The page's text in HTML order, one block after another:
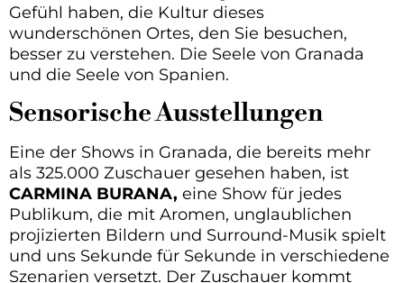
Gefühl haben, die Kultur dieses
wunderschönen Ortes, den Sie besuchen,
besser zu verstehen. Die Seele von Granada
und die Seele von Spanien.
Sensorische Ausstellungen
Eine der Shows in Granada, die bereits mehr
als 325.000 Zuschauer gesehen haben, ist
CARMINA BURANA, eine Show für jedes
Publikum, die mit Aromen, unglaublichen
projizierten Bildern und Surround-Musik spielt
und uns Sekunde für Sekunde in verschiedene
Szenarien versetzt. Der Zuschauer kommt